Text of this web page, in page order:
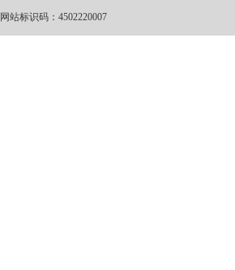
网站标识码：4502220007